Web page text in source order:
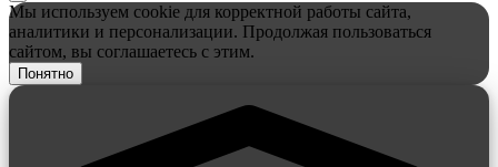
Мы используем cookie для корректной работы сайта,
аналитики и персонализации. Продолжая пользоваться
сайтом, вы соглашаетесь с этим.
Понятно